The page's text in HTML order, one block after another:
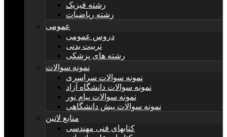
رشته فیزیک
رشته ریاضیات
عمومی
دروس عمومی
تربیت بدنی
رشته های پزشکی
نمونه سوالات
نمونه سوالات سراسری
نمونه سوالات دانشگاه آزاد
نمونه سوالات پیام نور
نمونه سوالات پیش دانشگاهی
منابع لاتین
کتابهای فنی مهندسی